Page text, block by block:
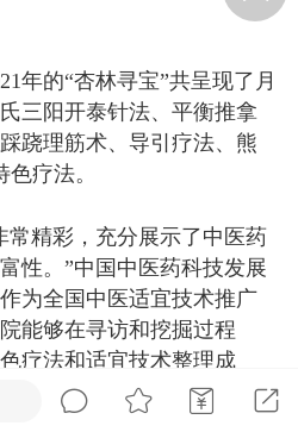
【理肺清瘟膏】
络膏】？
（HAi） 2
，阳明脉衰：女性
阳明胃经
年的“杏林寻宝”共呈现了月
三阳开泰针法、平衡推拿
跷理筋术、导引疗法、熊
疗法。
常精彩，充分展示了中医药
性。”中国中医药科技发展
为全国中医适宜技术推广
能够在寻访和挖掘过程
疗法和适宜技术整理成
承，为人民群众的健康做